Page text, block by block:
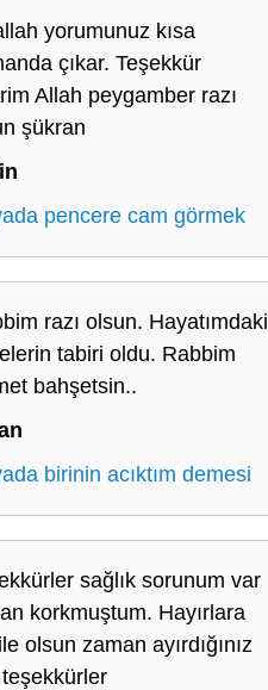
yorumunuz kısa
çıkar. Teşekkür
Allah peygamber razı
şükran
pencere cam görmek
razı olsun. Hayatımdaki
tabiri oldu. Rabbim
bahşetsin..
birinin acıktım demesi
sağlık sorunum var
korkmuştum. Hayırlara
olsun zaman ayırdığınız